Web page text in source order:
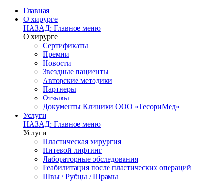
Главная
О хирурге
НАЗАД: Главное меню
О хирурге
Сертификаты
Премии
Новости
Звездные пациенты
Авторские методики
Партнеры
Отзывы
Документы Клиники ООО «ТесориМед»
Услуги
НАЗАД: Главное меню
Услуги
Пластическая хирургия
Нитевой лифтинг
Лабораторные обследования
Реабилитация после пластических операций
Швы / Рубцы / Шрамы